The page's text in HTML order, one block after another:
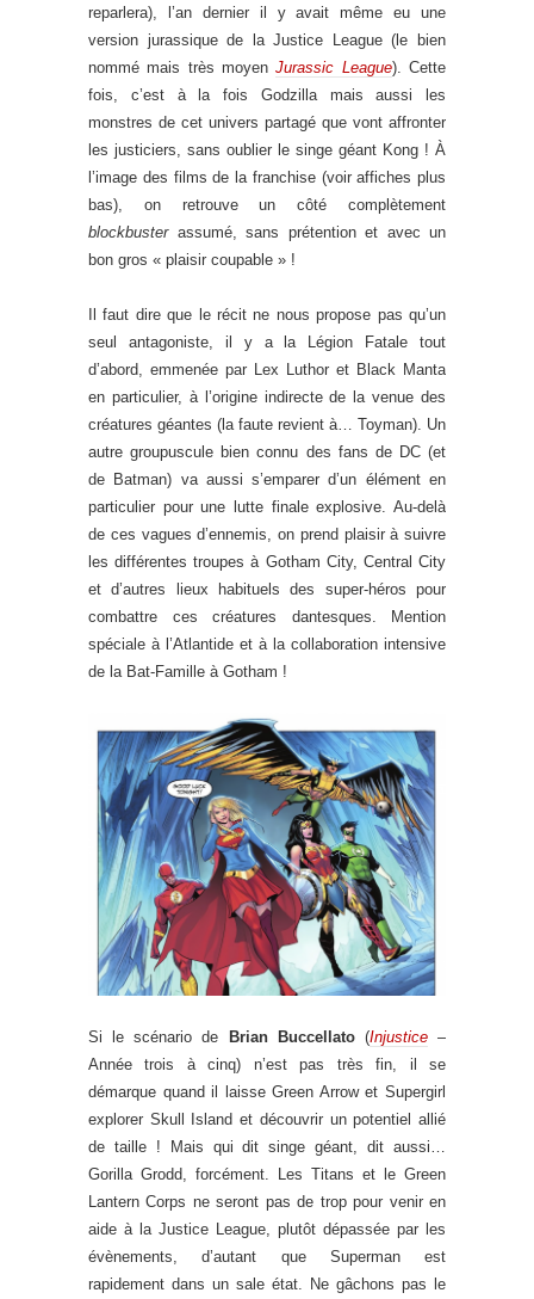
reparlera), l’an dernier il y avait même eu une
version jurassique de la Justice League (le bien
nommé mais très moyenJurassic League). Cette
fois, c’est à la fois Godzilla mais aussi les
monstres de cet univers partagé que vont affronter
les justiciers, sans oublier le singe géant Kong ! À
l’image des films de la franchise (voir affiches plus
bas), on retrouve un côté complètement
blockbusterassumé, sans prétention et avec un
bon gros « plaisir coupable » !
Il faut dire que le récit ne nous propose pas qu’un
seul antagoniste, il y a la Légion Fatale tout
d’abord, emmenée par Lex Luthor et Black Manta
en particulier, à l’origine indirecte de la venue des
créatures géantes (la faute revient à… Toyman). Un
autre groupuscule bien connu des fans de DC (et
de Batman) va aussi s’emparer d’un élément en
particulier pour une lutte finale explosive. Au-delà
de ces vagues d’ennemis, on prend plaisir à suivre
les différentes troupes à Gotham City, Central City
et d’autres lieux habituels des super-héros pour
combattre ces créatures dantesques. Mention
spéciale à l’Atlantide et à la collaboration intensive
de la Bat-Famille à Gotham !
Si le scénario de Brian Buccellato(Injustice–
Année trois à cinq) n’est pas très fin, il se
démarque quand il laisse Green Arrow et Supergirl
explorer Skull Island et découvrir un potentiel allié
de taille ! Mais qui dit singe géant, dit aussi…
Gorilla Grodd, forcément. Les Titans et le Green
Lantern Corps ne seront pas de trop pour venir en
aide à la Justice League, plutôt dépassée par les
évènements, d’autant que Superman est
rapidement dans un sale état. Ne gâchons pas le